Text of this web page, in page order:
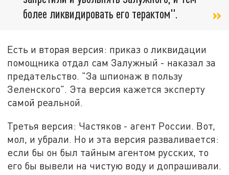
более ликвидировать его терактом".
Есть и вторая версия: приказ о ликвидации
помощника отдал сам Залужный - наказал за
предательство. "За шпионаж в пользу
Зеленского". Эта версия кажется эксперту
самой реальной.
Третья версия: Частяков - агент России. Вот,
мол, и убрали. Но и эта версия разваливается:
если бы он был тайным агентом русских, то
его бы вывели на чистую воду и допрашивали.